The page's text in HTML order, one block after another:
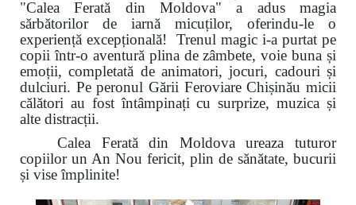
"Calea Ferată din Moldova" a adus magia
sărbătorilor de iarnă micuților, oferindu-le o
experiență excepțională! Trenul magic i-a purtat pe
copii într-o aventură plina de zâmbete, voie buna și
emoții, completată de animatori, jocuri, cadouri și
dulciuri. Pe peronul Gării Feroviare Chișinău micii
călători au fost întâmpinați cu surprize, muzica și
alte distracții.
Calea Ferată din Moldova ureaza tuturor
copiilor un An Nou fericit, plin de sănătate, bucurii
și vise împlinite!